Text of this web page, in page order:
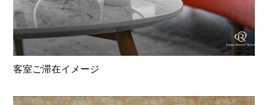
客室ご滞在イメージ